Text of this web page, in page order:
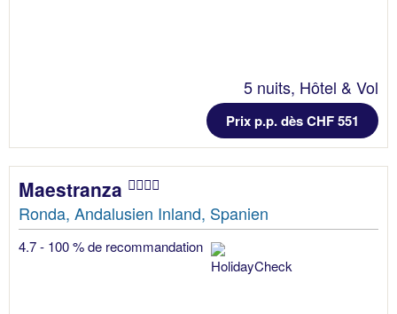
5 nuits, Hôtel & Vol
Prix p.p. dès CHF 551
Maestranza
Ronda, Andalusien Inland, Spanien
4.7 - 100 % de recommandation